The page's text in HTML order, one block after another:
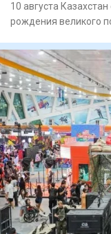
10 августа
рождения великого